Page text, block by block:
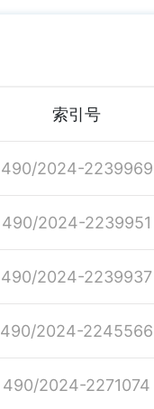
索引号
490/2024-2239969
490/2024-2239951
490/2024-2239937
490/2024-2245566
490/2024-2271074